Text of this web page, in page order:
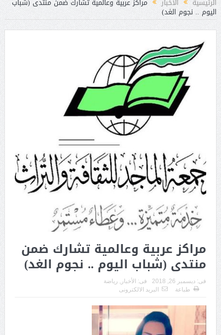
اليوم .. نجوم الغد)
مراكز عربية وعالمية تشارك ضمن
منتدى (شباب اليوم .. نجوم الغد)
فى: ديسمبر 26, 2018 فى: الأخبار , رياضة
طباعة
البريد الالكترونى